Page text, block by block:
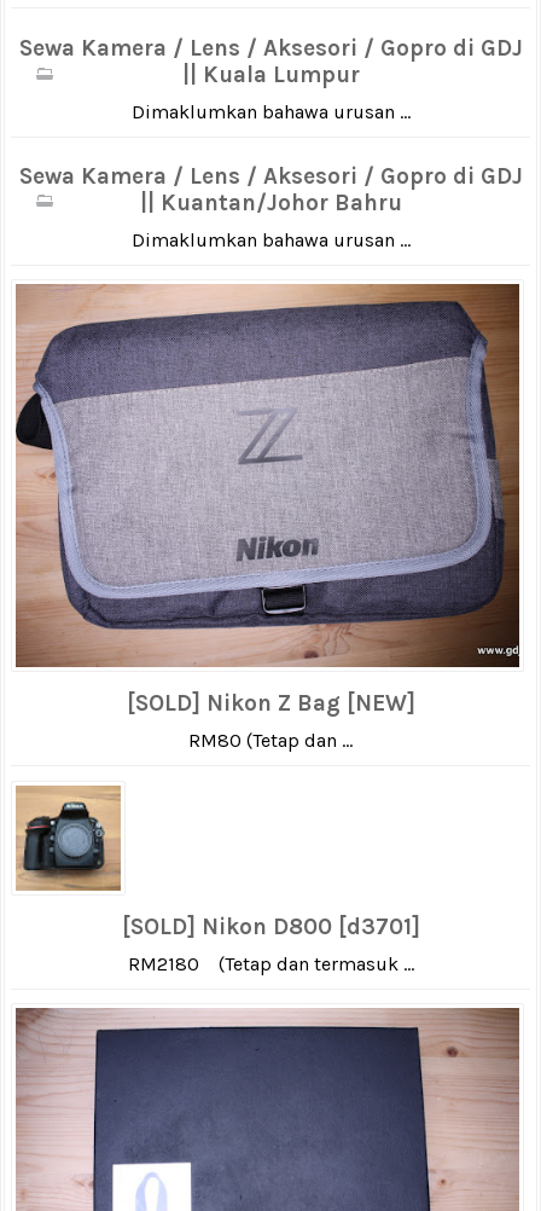
Sewa Kamera / Lens / Aksesori / Gopro di GDJ
|| Kuala Lumpur
Dimaklumkan bahawa urusan ...
Sewa Kamera / Lens / Aksesori / Gopro di GDJ
|| Kuantan/Johor Bahru
Dimaklumkan bahawa urusan ...
[SOLD] Nikon Z Bag [NEW]
RM80 (Tetap dan ...
[SOLD] Nikon D800 [d3701]
RM2180 (Tetap dan termasuk ...